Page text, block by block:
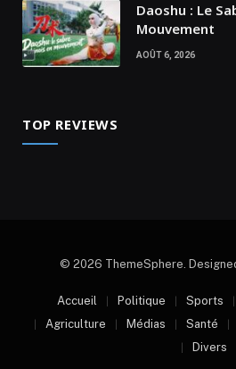
Daoshu : Le
Mouvement
AOÛT 6, 2026
TOP REVIEWS
© 2026 ThemeSphere.
Accueil Politique Sports
Agriculture
Médias Santé
Divers